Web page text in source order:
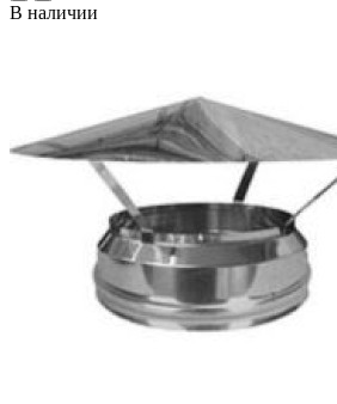
В наличии